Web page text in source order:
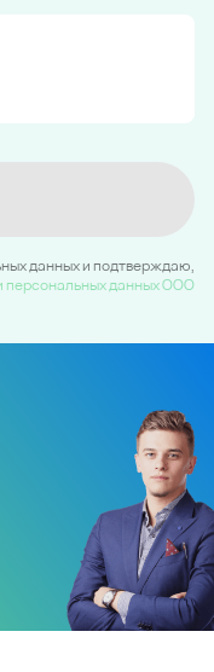
данных и подтверждаю,
персональных данных ООО